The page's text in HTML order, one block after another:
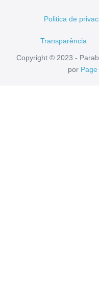
Politica de
Transparência
Copyright © 2023 -
por